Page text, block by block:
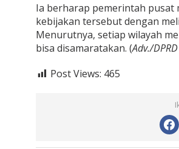
Ia berharap pemerintah pusat
kebijakan tersebut dengan
Menurutnya, setiap wilayah
bisa disamaratakan. (Adv./
Post Views: 465